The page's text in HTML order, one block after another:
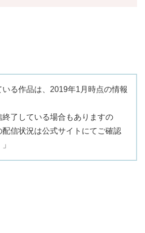
いる作品は、2019年1月時点の情報
終了している場合もありますの
配信状況は公式サイトにてご確認